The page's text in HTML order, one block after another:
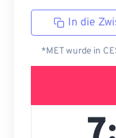
In die
*MET wurde in